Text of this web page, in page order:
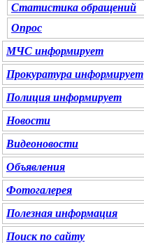
Статистика обращений
Опрос
МЧС информирует
Прокуратура информирует
Полиция информирует
Новости
Видеоновости
Объявления
Фотогалерея
Полезная информация
Поиск по сайту